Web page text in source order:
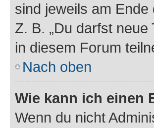
sind jeweils am
Z. B. „Du darfst
in diesem Forum
Nach oben
Wie kann ich einen
Wenn du nicht